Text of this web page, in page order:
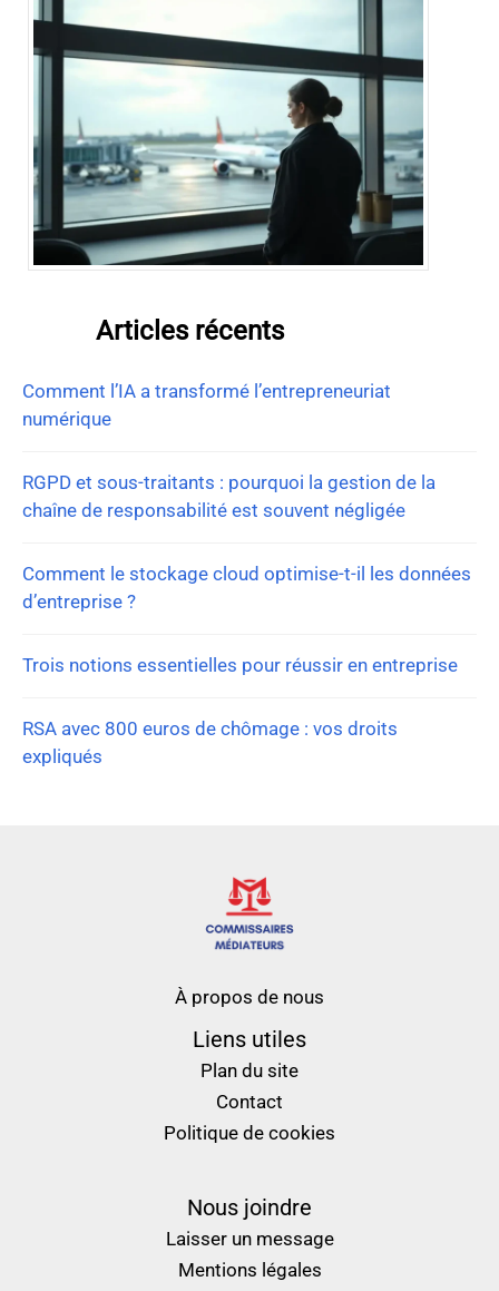
Articles récents
Comment l’IA a transformé l’entrepreneuriat
numérique
RGPD et sous-traitants : pourquoi la gestion de la
chaîne de responsabilité est souvent négligée
Comment le stockage cloud optimise-t-il les données
d’entreprise ?
Trois notions essentielles pour réussir en entreprise
RSA avec 800 euros de chômage : vos droits
expliqués
À propos de nous
Liens utiles
Plan du site
Contact
Politique de cookies
Nous joindre
Laisser un message
Mentions légales